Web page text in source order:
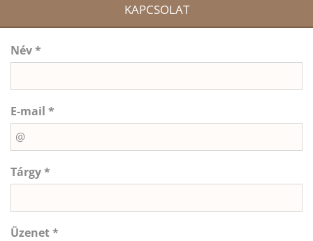
KAPCSOLAT
Név *
E-mail *
Tárgy *
Üzenet *